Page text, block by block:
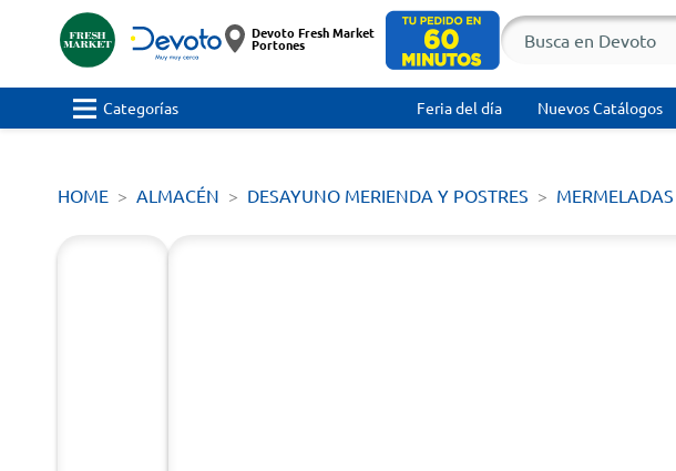
Devoto Fresh Market
Portones
Categorías Feria del día Nuevos Catálogos
HOME ALMACÉN DESAYUNO MERIENDA Y POSTRES MERMELADAS